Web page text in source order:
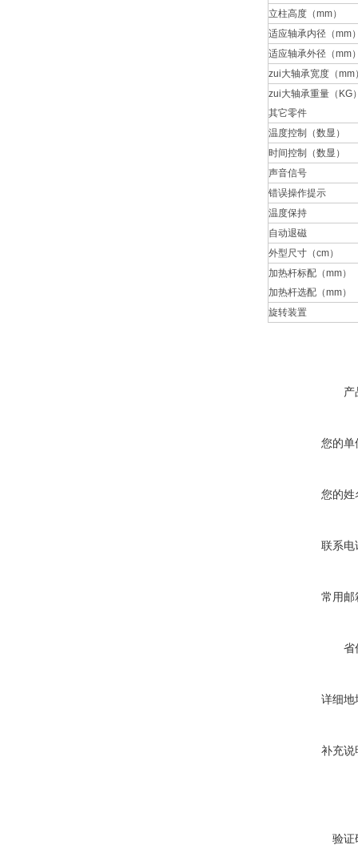
立柱高度（mm）
适应轴承内径（mm
适应轴承外径（mm
zui大轴承宽度（mm
zui大轴承重量（KG
其它零件
温度控制（数显）
时间控制（数显）
声音信号
错误操作提示
温度保持
自动退磁
外型尺寸（cm）
加热杆标配（mm）
加热杆选配（mm）
旋转装置
产
您的单
您的姓
联系电
常用邮
省
详细地
补充说
验证